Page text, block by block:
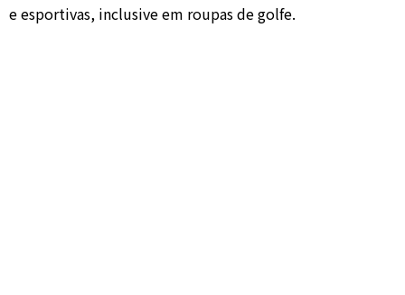
e esportivas, inclusive em roupas de golfe.